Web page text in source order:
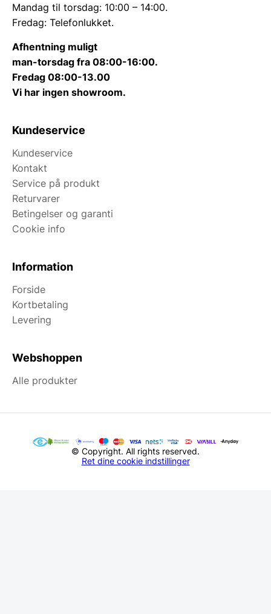
Mandag til torsdag: 10:00 – 14:00.
Fredag: Telefonlukket.
Afhentning muligt
man-torsdag fra 08:00-16:00.
Fredag 08:00-13.00
Vi har ingen showroom.
Kundeservice
Kundeservice
Kontakt
Service på produkt
Returvarer
Betingelser og garanti
Cookie info
Information
Forside
Kortbetaling
Levering
Webshoppen
Alle produkter
© Copyright. All rights reserved.
Ret dine cookie indstillinger